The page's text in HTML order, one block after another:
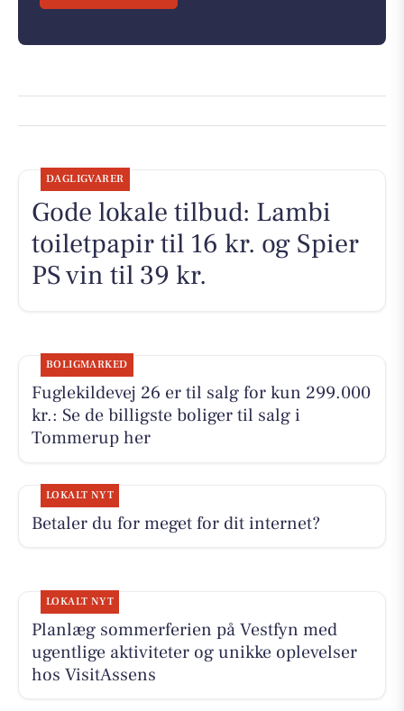
DAGLIGVARER
Gode lokale tilbud: Lambi
toiletpapir til 16 kr. og Spier
PS vin til 39 kr.
BOLIGMARKED
Fuglekildevej 26 er til salg for kun 299.000
kr.: Se de billigste boliger til salg i
Tommerup her
LOKALT NYT
Betaler du for meget for dit internet?
LOKALT NYT
Planlæg sommerferien på Vestfyn med
ugentlige aktiviteter og unikke oplevelser
hos VisitAssens